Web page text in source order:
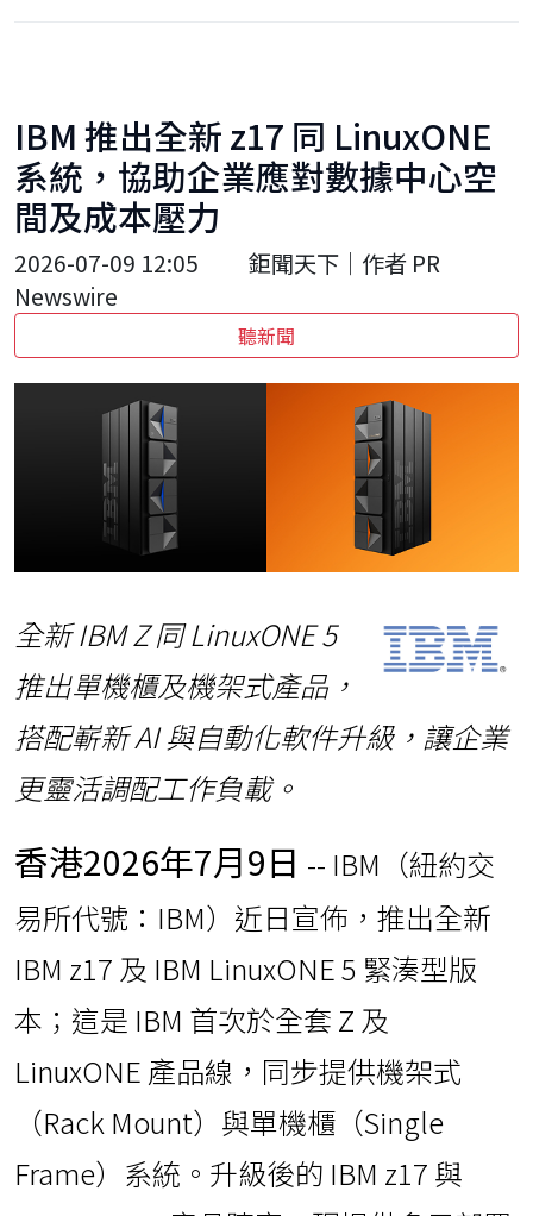
IBM 推出全新 z17 同 LinuxONE
系統，協助企業應對數據中心空
間及成本壓力
2026-07-09 12:05
鉅聞天下｜作者 PR
Newswire
聽新聞
全新IBM Z同LinuxONE 5
推出單機櫃及機架式產品，
搭配嶄新AI與自動化軟件升級，讓企業
更靈活調配工作負載。
香港2026年7月9日 -- IBM（紐約交
易所代號：IBM）近日宣佈，推出全新
IBM z17 及 IBM LinuxONE 5 緊湊型版
本；這是 IBM 首次於全套 Z 及
LinuxONE 產品線，同步提供機架式
（Rack Mount）與單機櫃（Single
Frame）系統。升級後的 IBM z17 與